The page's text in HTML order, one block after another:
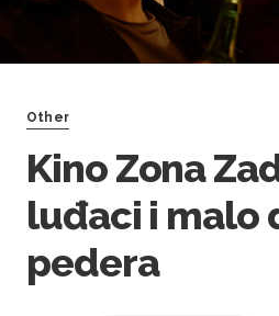
Other
Kino Zona
luđaci i malo
pedera